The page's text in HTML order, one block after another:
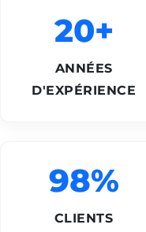
20+
ANNÉES
D'EXPÉRIENCE
98%
CLIENTS